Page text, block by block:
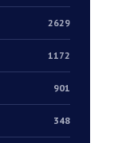
2629
1172
901
348